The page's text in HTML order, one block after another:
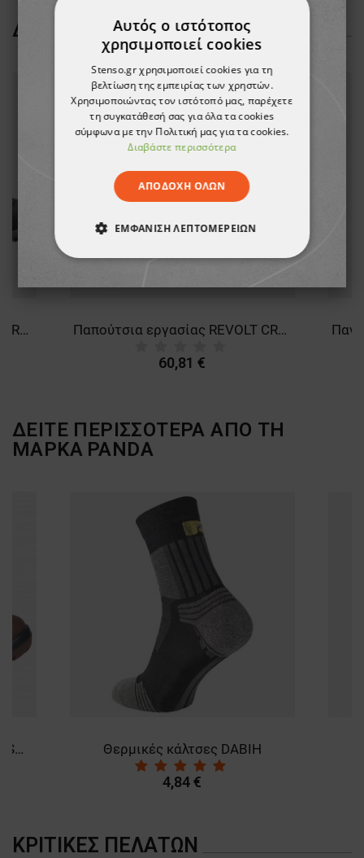
ΔΕΊΤΕ ΠΕΡΙΣΣΌΤΕΡΑ
Παπούτσια εργασίας REVOLT CROSS BLACK S1PS MF ESD SR Παπούτσια εργασίας REVOLT CROSS BLUE S1PS MF ESD SR
60,81 €
ΔΕΙΤΕ ΠΕΡΙΣΣΟΤΕΡΑ ΑΠΟ ΤΗ
ΜΑΡΚΑ PANDA
Δερμάτινα παπούτσια MONVISO O2 SRC Θερμικές κάλτσες DABIH
4,84 €
ΚΡΙΤΙΚΈΣ ΠΕΛΑΤΏΝ
Αυτός ο ιστότοπος
χρησιμοποιεί cookies
Stenso.gr χρησιμοποιεί cookies για τη
βελτίωση της εμπειρίας των χρηστών.
Χρησιμοποιώντας τον ιστότοπό μας, παρέχετε
τη συγκατάθεσή σας για όλα τα cookies
σύμφωνα με την Πολιτική μας για τα cookies.
Διαβάστε περισσότερα
ΑΠΟΔΟΧΉ ΌΛΩΝ
ΕΜΦΆΝΙΣΗ ΛΕΠΤΟΜΕΡΕΙΏΝ
ΑΠΟΛΎΤΩΣ ΑΠΑΡΑΊΤΗΤΑ
ΛΕΙΤΟΥΡΓΙΚΌΤΗΤΑΣ